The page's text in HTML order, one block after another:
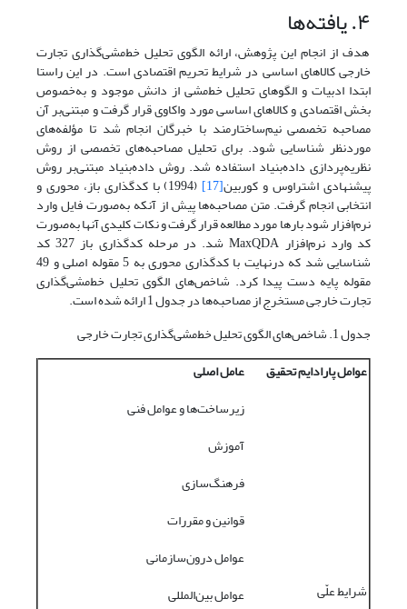
۴. یافته‌ها
هدف از انجام این پژوهش، ارائه الگوی تحلیل خط‌مشی‌گذاری تجارت
خارجی کالاهای اساسی در شرایط تحریم اقتصادی است. در این راستا
ابتدا ادبیات و الگوهای تحلیل خط‌مشی از دانش موجود و به‌خصوص
بخش اقتصادی و کالاهای اساسی مورد واکاوی قرار گرفت و مبتنی‌بر آن
مصاحبه تخصصی نیم‌ساختارمند با خبرگان انجام شد تا مؤلفه‌های
موردنظر شناسایی شود. برای تحلیل مصاحبه‌های تخصصی از روش
نظریه‌پردازی داده‌بنیاد استفاده شد. روش داده‌بنیاد مبتنی‌بر روش
پیشنهادی اشتراوس و کوربین[17] (1994) با کدگذاری باز، محوری و
انتخابی انجام گرفت. متن مصاحبه‌ها پیش از آنکه به‌صورت فایل وارد
نرم‌افزار شود بارها مورد مطالعه قرار گرفت و نکات کلیدی آنها به‌صورت
کد وارد نرم‌افزار MaxQDA شد. در مرحله کدگذاری باز 327 کد
شناسایی شد که درنهایت با کدگذاری محوری به 5 مقوله اصلی و 49
مقوله پایه دست پیدا کرد. شاخص‌های الگوی تحلیل خط‌مشی‌گذاری
تجارت خارجی مستخرج از مصاحبه‌ها در جدول 1 ارائه شده است.
جدول 1. شاخص‌های الگوی تحلیل خط‌مشی‌گذاری تجارت خارجی
عوامل پارادایم تحقیق
عامل اصلی
شرایط علّی
زیرساخت‌ها و عوامل فنی
آموزش
فرهنگ‌سازی
قوانین و مقررات
عوامل درون‌سازمانی
عوامل بین‌المللی